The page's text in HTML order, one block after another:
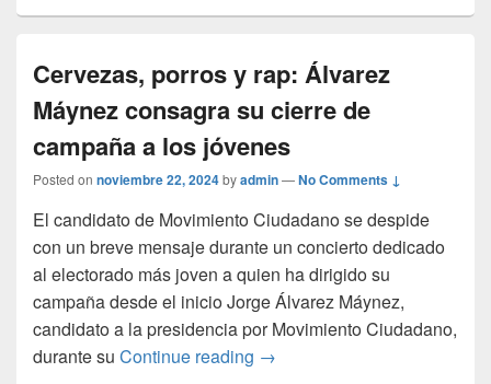
Cervezas, porros y rap: Álvarez
Máynez consagra su cierre de
campaña a los jóvenes
Posted on noviembre 22, 2024byadmin—No Comments ↓
El candidato de Movimiento Ciudadano se despide
con un breve mensaje durante un concierto dedicado
al electorado más joven a quien ha dirigido su
campaña desde el inicio Jorge Álvarez Máynez,
candidato a la presidencia por Movimiento Ciudadano,
durante su Continue reading Cervezas, porros y rap:
→